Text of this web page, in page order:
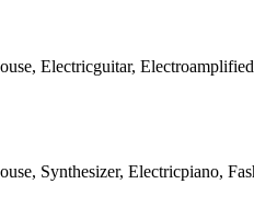
Electricguitar,
Synthesizer, Electricpiano,